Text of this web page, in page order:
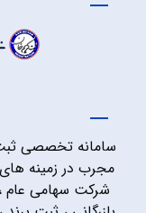
سامانه تخصصی
مجرب در زمینه
شرکت سهامی